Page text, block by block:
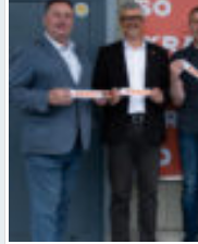
KRASO stiprina klātbūtni
Valmierā
Redakcija